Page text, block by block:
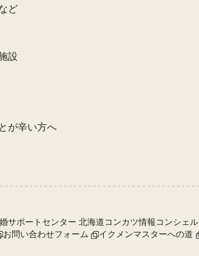
ど
設
が辛い方へ
サポートセンター 北海道コンカツ情報コンシェル
お問い合わせフォーム イクメンマスターへの道